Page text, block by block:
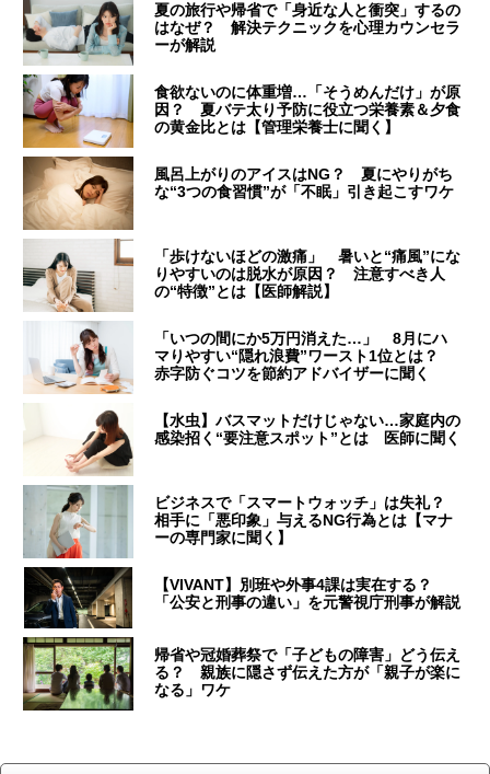
夏の旅行や帰省で「身近な人と衝突」するの
はなぜ？ 解決テクニックを心理カウンセラ
ーが解説
食欲ないのに体重増…「そうめんだけ」が原
因？ 夏バテ太り予防に役立つ栄養素＆夕食
の黄金比とは【管理栄養士に聞く】
風呂上がりのアイスはNG？ 夏にやりがち
な“3つの食習慣”が「不眠」引き起こすワケ
「歩けないほどの激痛」 暑いと“痛風”にな
りやすいのは脱水が原因？ 注意すべき人
の“特徴”とは【医師解説】
「いつの間にか5万円消えた…」 8月にハ
マりやすい“隠れ浪費”ワースト1位とは？
赤字防ぐコツを節約アドバイザーに聞く
【水虫】バスマットだけじゃない…家庭内の
感染招く“要注意スポット”とは 医師に聞く
ビジネスで「スマートウォッチ」は失礼？
相手に「悪印象」与えるNG行為とは【マナ
ーの専門家に聞く】
【VIVANT】別班や外事4課は実在する？
「公安と刑事の違い」を元警視庁刑事が解説
帰省や冠婚葬祭で「子どもの障害」どう伝え
る？ 親族に隠さず伝えた方が「親子が楽に
なる」ワケ